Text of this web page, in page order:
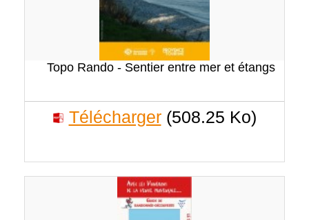
Topo Rando - Sentier entre mer et étangs
Télécharger (508.25 Ko)